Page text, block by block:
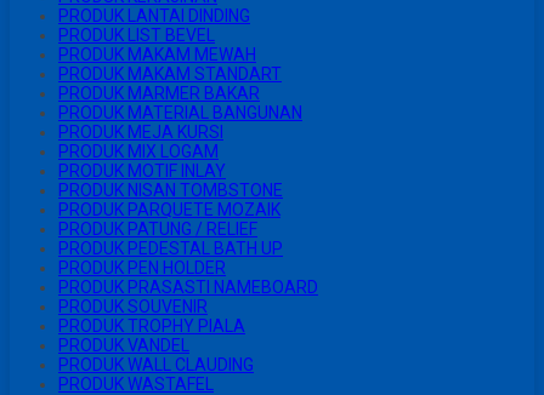
PRODUK LANTAI DINDING
PRODUK LIST BEVEL
PRODUK MAKAM MEWAH
PRODUK MAKAM STANDART
PRODUK MARMER BAKAR
PRODUK MATERIAL BANGUNAN
PRODUK MEJA KURSI
PRODUK MIX LOGAM
PRODUK MOTIF INLAY
PRODUK NISAN TOMBSTONE
PRODUK PARQUETE MOZAIK
PRODUK PATUNG / RELIEF
PRODUK PEDESTAL BATH UP
PRODUK PEN HOLDER
PRODUK PRASASTI NAMEBOARD
PRODUK SOUVENIR
PRODUK TROPHY PIALA
PRODUK VANDEL
PRODUK WALL CLAUDING
PRODUK WASTAFEL